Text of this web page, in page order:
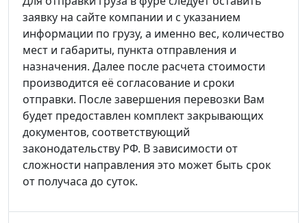
заявку на сайте компании и с указанием
информации по грузу, а именно вес, количество
мест и габариты, пункта отправления и
назначения. Далее после расчета стоимости
производится её согласование и сроки
отправки. После завершения перевозки Вам
будет предоставлен комплект закрывающих
документов, соответствующий
законодательству РФ. В зависимости от
сложности направления это может быть срок
от получаса до суток.